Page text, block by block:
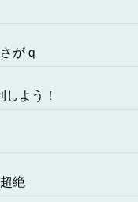
がｑ
よう！
絶